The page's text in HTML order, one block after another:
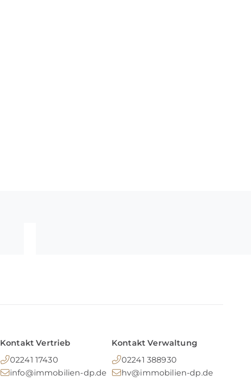
Kontakt Vertrieb
02241 17430
info@immobilien-dp.de
Kontakt Verwaltung
02241 388930
hv@immobilien-dp.de